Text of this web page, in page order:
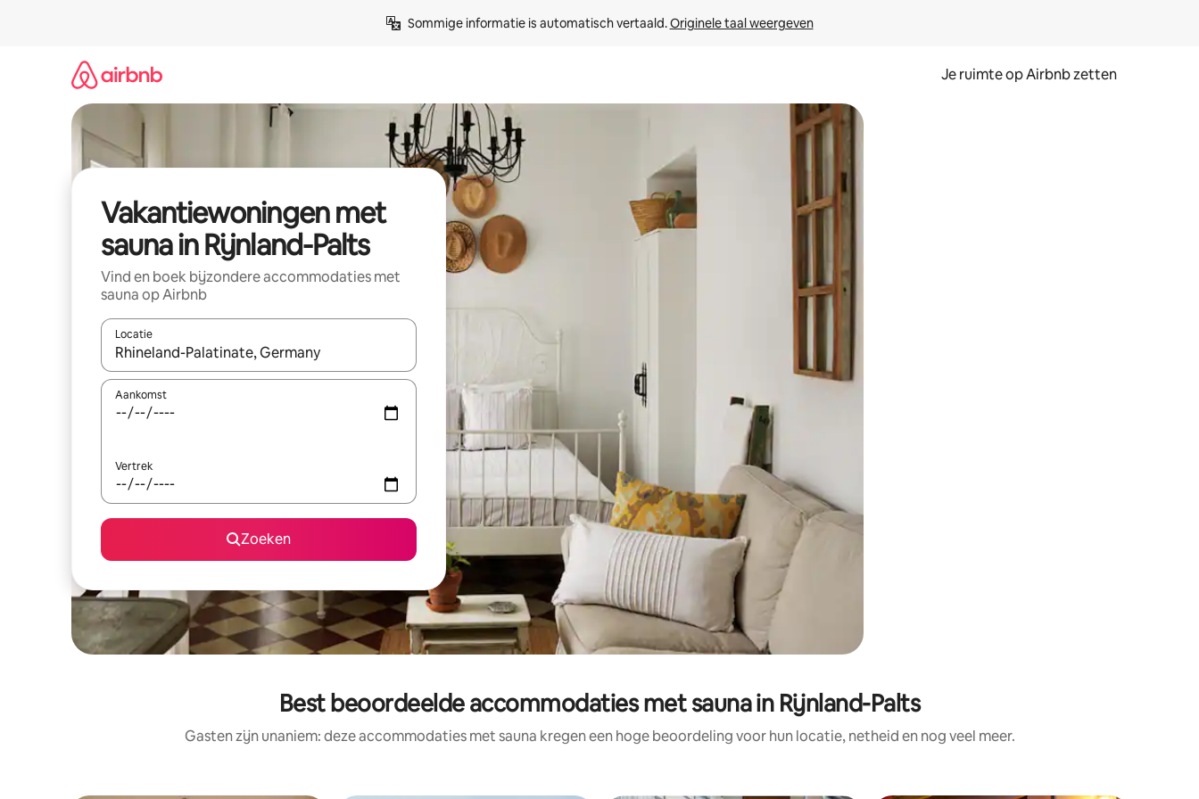
Sommige informatie is automatisch vertaald. Originele taal weergeven
Je ruimte op Airbnb zetten
Vakantiewoningen met
sauna in Rijnland-Palts
Vind en boek bijzondere accommodaties met
sauna op Airbnb
Locatie
Wanneer er suggesties beschikbaar zijn, maak je een keuze met je de pijltjestoetsen omhoog en omlaag, óf door te tikken of swipen.
Aankomst
Vertrek
Zoeken
Best beoordeelde accommodaties met sauna in Rijnland-Palts
Gasten zijn unaniem: deze accommodaties met sauna kregen een hoge beoordeling voor hun locatie, netheid en nog veel meer.